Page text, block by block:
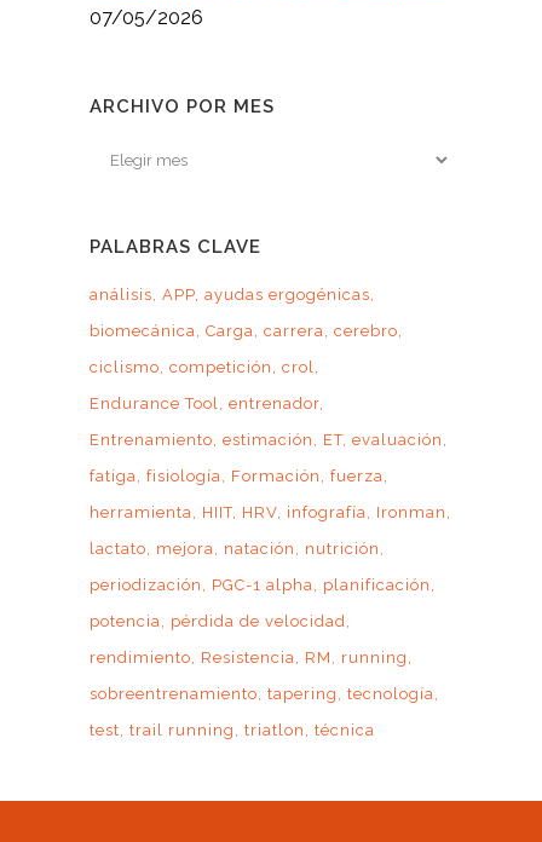
07/05/2026
ARCHIVO POR MES
Archivo
PALABRAS CLAVE
análisis APP ayudas ergogénicas
biomecánica Carga carrera cerebro
ciclismo competición
crol
Endurance Tool entrenador
Entrenamiento estimación ET evaluación
fatiga fisiología Formación
fuerza
herramienta
HIIT HRV infografía
Ironman
lactato
mejora natación
nutrición
periodización
PGC-1 alpha
planificación
potencia
pérdida de velocidad
rendimiento
Resistencia RM
running
sobreentrenamiento tapering
tecnología
test trail running triatlon técnica